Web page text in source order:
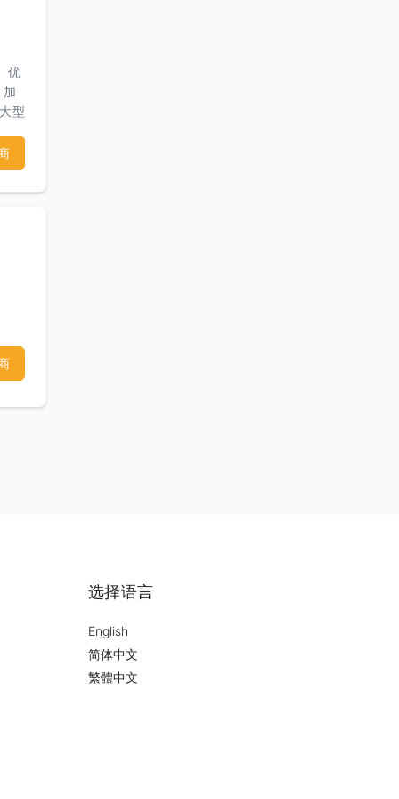
优
加
型
审
属
选择语言
English
简体中文
繁體中文